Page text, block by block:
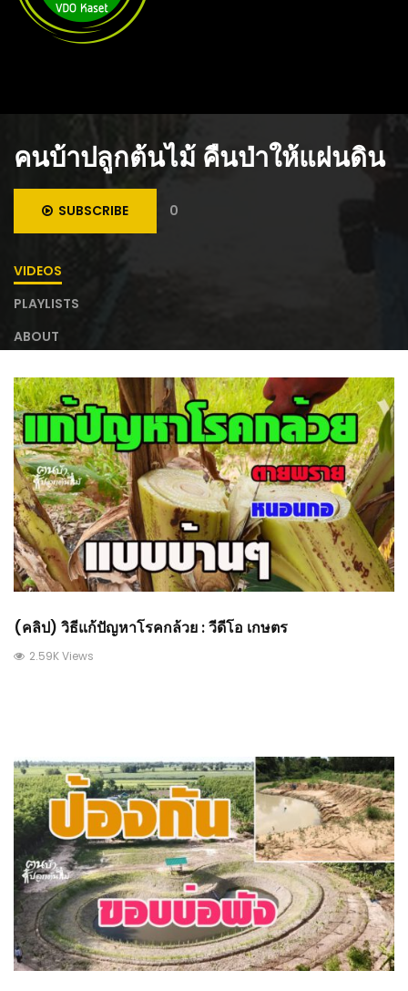
คนบ้าปลูกต้นไม้ คืนป่าให้แผ่นดิน
SUBSCRIBE 0
VIDEOS
PLAYLISTS
ABOUT
(คลิป) วิธีแก้ปัญหาโรคกล้วย : วีดีโอ เกษตร
2.59K Views